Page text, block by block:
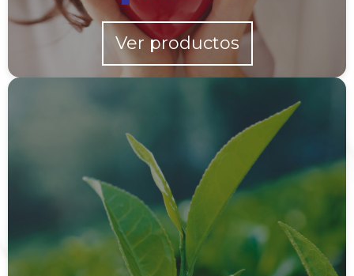
Ver productos